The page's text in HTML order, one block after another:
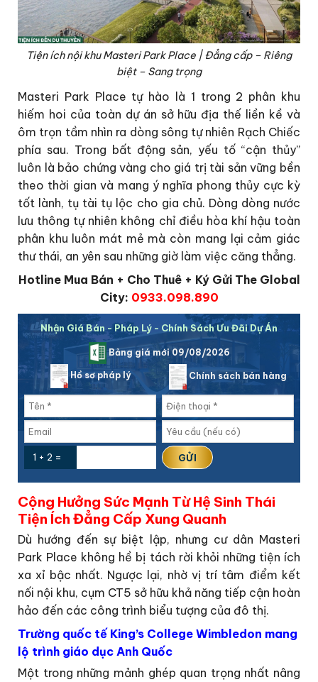
Tiện ích nội khu Masteri Park Place | Đẳng cấp – Riêng
biệt – Sang trọng
Masteri Park Place tự hào là 1 trong 2 phân khu
hiếm hoi của toàn dự án sở hữu địa thế liền kề và
ôm trọn tầm nhìn ra dòng sông tự nhiên Rạch Chiếc
phía sau. Trong bất động sản, yếu tố “cận thủy”
luôn là bảo chứng vàng cho giá trị tài sản vững bền
theo thời gian và mang ý nghĩa phong thủy cực kỳ
tốt lành, tụ tài tụ lộc cho gia chủ. Dòng dòng nước
lưu thông tự nhiên không chỉ điều hòa khí hậu toàn
phân khu luôn mát mẻ mà còn mang lại cảm giác
thư thái, an yên sau những giờ làm việc căng thẳng.
Hotline Mua Bán + Cho Thuê + Ký Gửi The Global
City: 0933.098.890
Nhận Giá Bán - Pháp Lý - Chính Sách Ưu Đãi Dự Án
Bảng giá mới 09/08/2026
Hồ sơ pháp lý Chính sách bán hàng
1 + 2 =
Cộng Hưởng Sức Mạnh Từ Hệ Sinh Thái
Tiện Ích Đẳng Cấp Xung Quanh
Dù hướng đến sự biệt lập, nhưng cư dân Masteri
Park Place không hề bị tách rời khỏi những tiện ích
xa xỉ bậc nhất. Ngược lại, nhờ vị trí tâm điểm kết
nối nội khu, cụm CT5 sở hữu khả năng tiếp cận hoàn
hảo đến các công trình biểu tượng của đô thị.
Trường quốc tế King’s College Wimbledon mang
lộ trình giáo dục Anh Quốc
Một trong những mảnh ghép quan trọng nhất nâng